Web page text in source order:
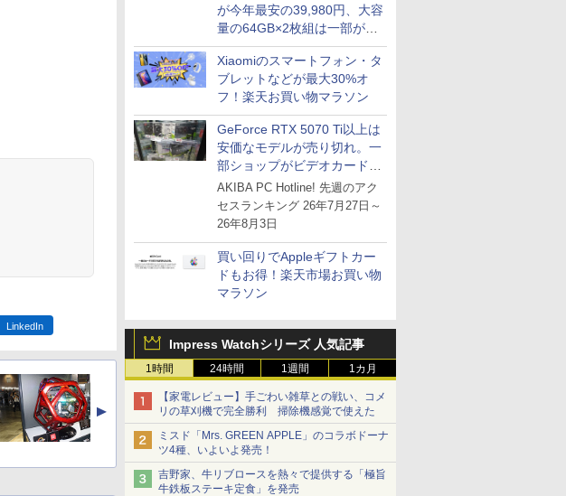
が今年最安の39,980円、大容
量の64GB×2枚組は一部が続
騰 [8月前半のメモリ価格]
Xiaomiのスマートフォン・タ
ブレットなどが最大30%オ
フ！楽天お買い物マラソン
GeForce RTX 5070 Ti以上は
安価なモデルが売り切れ。一
部ショップがビデオカードの
購入制限を実施したニュース
が注目を集める
AKIBA PC Hotline! 先週のアク
セスランキング 26年7月27日～
26年8月3日
買い回りでAppleギフトカー
ドもお得！楽天市場お買い物
マラソン
Impress Watchシリーズ 人気記事
1時間 24時間 1週間 1カ月
【家電レビュー】手ごわい雑草との戦い、コメ
リの草刈機で完全勝利 掃除機感覚で使えた
ミスド「Mrs. GREEN APPLE」のコラボドーナ
ツ4種、いよいよ発売！
吉野家、牛リブロースを熱々で提供する「極旨
牛鉄板ステーキ定食」を発売
LinkedIn
▲